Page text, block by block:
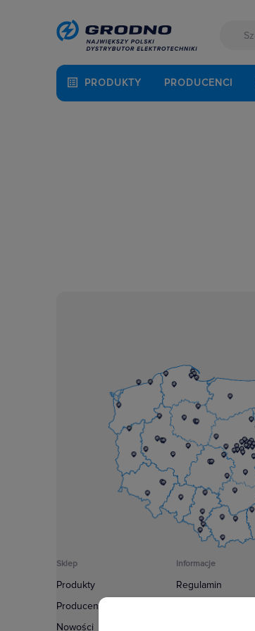
PRODUKTY PRODUCENCI
Sklep
Produkty
Producenci
Nowości
Informacje
Regulamin